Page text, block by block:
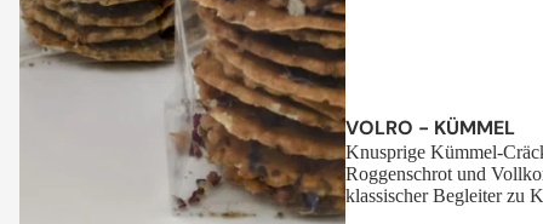
VOLRO - KÜMMEL
Knusprige Kümmel-
Roggenschrot und
klassischer Begleiter zu